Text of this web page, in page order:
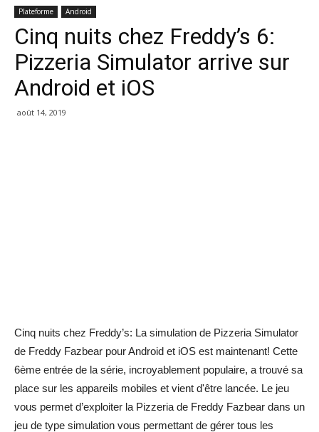
Plateforme Android
Cinq nuits chez Freddy’s 6:
Pizzeria Simulator arrive sur
Android et iOS
août 14, 2019
Cinq nuits chez Freddy’s: La simulation de Pizzeria Simulator
de Freddy Fazbear pour Android et iOS est maintenant! Cette
6ème entrée de la série, incroyablement populaire, a trouvé sa
place sur les appareils mobiles et vient d'être lancée. Le jeu
vous permet d’exploiter la Pizzeria de Freddy Fazbear dans un
jeu de type simulation vous permettant de gérer tous les